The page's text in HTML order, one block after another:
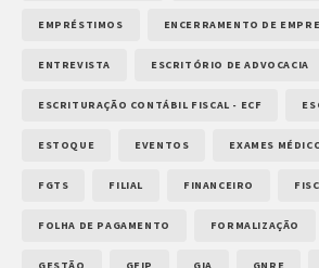
EMPRÉSTIMOS ENCERRAMENTO DE
ENTREVISTA ESCRITÓRIO DE ADVOCACIA
ESCRITURAÇÃO CONTÁBIL FISCAL - ECF
ESTOQUE EVENTOS EXAMES
FGTS FILIAL FINANCEIRO
FOLHA DE PAGAMENTO FORMALIZAÇÃO